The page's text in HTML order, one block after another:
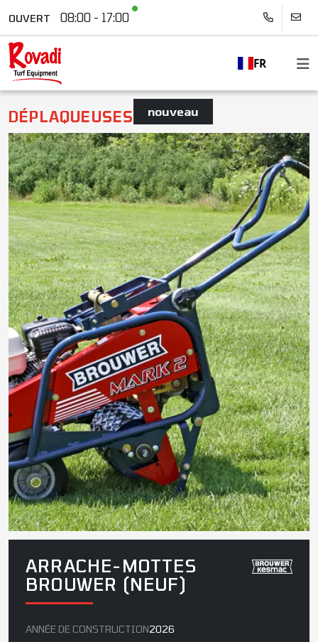
OUVERT 08:00 - 17:00
FR
DÉPLAQUEUSES nouveau
ARRACHE-MOTTES
BROUWER (NEUF)
ANNÉE DE CONSTRUCTION2026